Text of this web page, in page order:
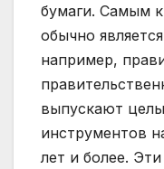
бумаги. Самым
обычно
например,
выпускают
инструментов
лет и более.